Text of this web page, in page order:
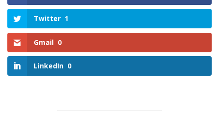
Twitter 1
Gmail 0
LinkedIn 0